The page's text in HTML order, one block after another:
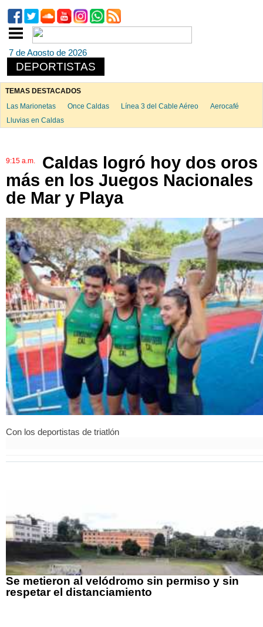
7 de Agosto de 2026
DEPORTISTAS
TEMAS DESTACADOS
Las Marionetas
Once Caldas Línea 3 del Cable Aéreo
Aerocafé
Lluvias en Caldas
9:15 a.m.
Caldas logró hoy dos oros
más en los Juegos Nacionales
de Mar y Playa
Con los deportistas de triatlón
Se metieron al velódromo sin permiso y sin
respetar el distanciamiento